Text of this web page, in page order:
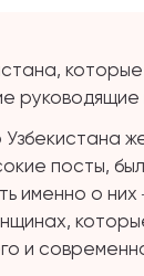
которые
руководящие
посты,
именно о
и